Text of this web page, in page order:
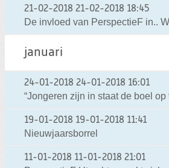
21-02-2018 21-02-2018 18:45
De invloed van PerspectieF in..
januari
24-01-2018 24-01-2018 16:01
“Jongeren zijn in staat de boel op
19-01-2018 19-01-2018 11:41
Nieuwjaarsborrel
11-01-2018 11-01-2018 21:01